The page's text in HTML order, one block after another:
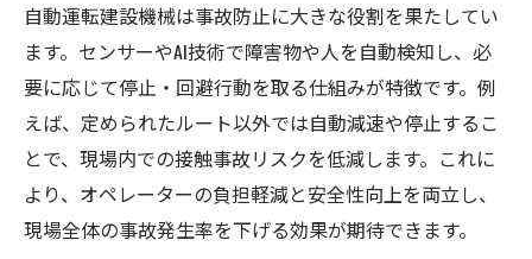
自動運転建設機械は事故防止に大きな役割を果たしてい
ます。センサーやAI技術で障害物や人を自動検知し、必
要に応じて停止・回避行動を取る仕組みが特徴です。例
えば、定められたルート以外では自動減速や停止するこ
とで、現場内での接触事故リスクを低減します。これに
より、オペレーターの負担軽減と安全性向上を両立し、
現場全体の事故発生率を下げる効果が期待できます。